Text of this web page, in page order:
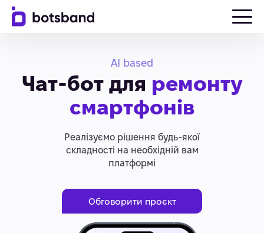
AI based
Чат-бот для ремонту
смартфонів
Реалізуємо рішення будь-якої
складності на необхідній вам
платформі
Обговорити проєкт